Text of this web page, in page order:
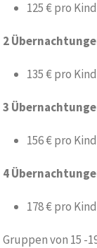
125 € pro
2
135 € pro
3
156 € pro
4
178 € pro
Gruppen von 15 -